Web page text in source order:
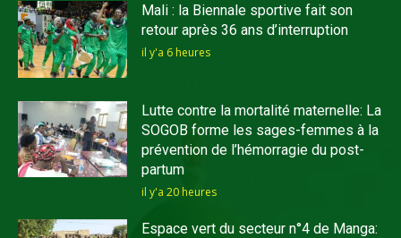
Mali : la Biennale sportive fait son
retour après 36 ans d’interruption
il y'a 6 heures
Lutte contre la mortalité maternelle: La
SOGOB forme les sages-femmes à la
prévention de l’hémorragie du post-
partum
il y'a 20 heures
Espace vert du secteur n°4 de Manga: